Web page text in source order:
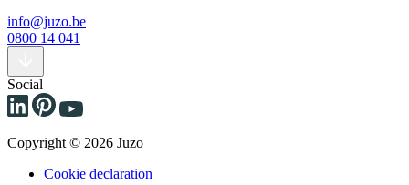
info@juzo.be
0800 14 041
Social
Copyright © 2026 Juzo
Cookie declaration